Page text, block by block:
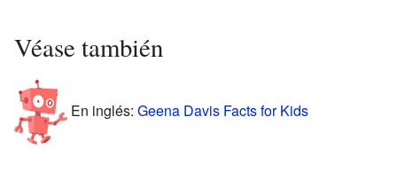
Véase también
En inglés: Geena Davis Facts for Kids